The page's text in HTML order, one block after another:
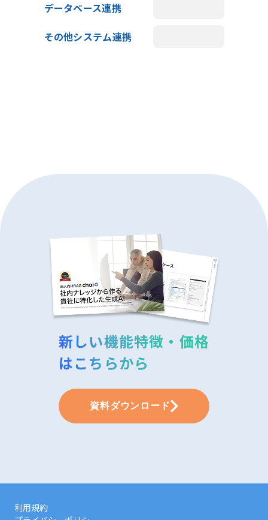
データベース連携
その他システム連携
新しい機能特徴・価格
はこちらから
資料ダウンロード
利用規約